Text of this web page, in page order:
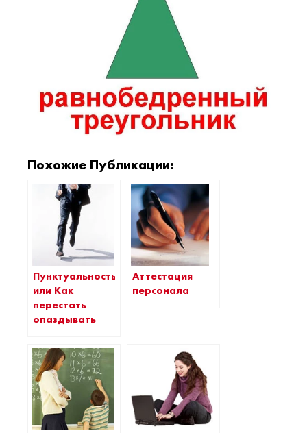
Похожие Публикации:
Пунктуальность,
или Как
перестать
опаздывать
Аттестация
персонала